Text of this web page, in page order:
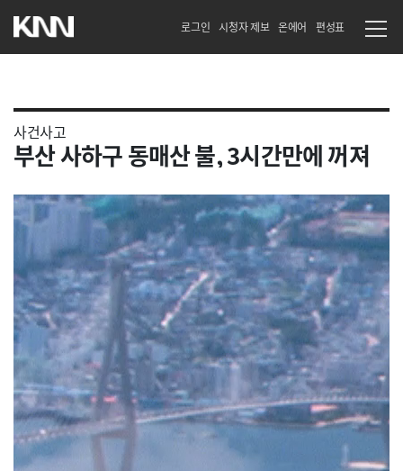
로그인 시청자 제보 온에어 편성표
사건사고
부산 사하구 동매산 불, 3시간만에 꺼져